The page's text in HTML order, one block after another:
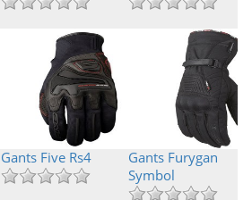
Gants Five Rs4
Gants Furygan
Symbol